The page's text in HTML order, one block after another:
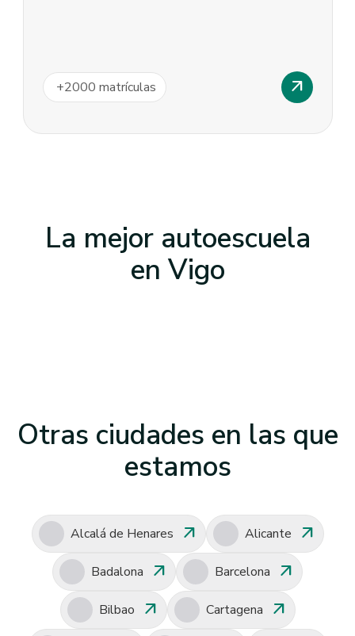
+2000 matrículas arrow_outward
La mejor autoescuela
en Vigo
Otras ciudades en las que
estamos
Alcalá de Henares arrow_outward Alicante arrow_outward
Badalona arrow_outward Barcelona arrow_outward
Bilbao arrow_outward Cartagena arrow_outward